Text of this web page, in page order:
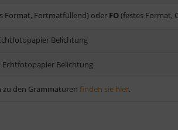
Format, Fortmatfüllend) oder FO(festes Format,
Belichtung
Echtfotopapier Belichtung
zu den Grammaturen finden sie hier.